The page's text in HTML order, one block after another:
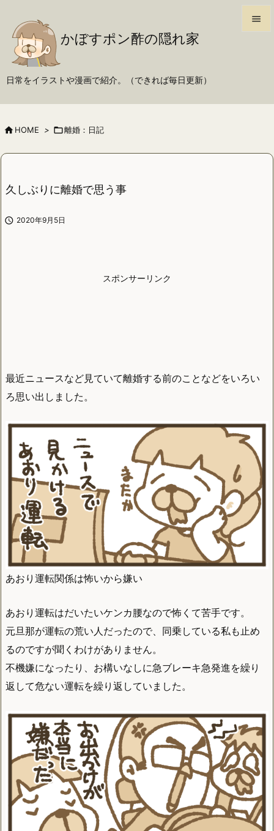
かぼすポン酢の隠れ家
日常をイラストや漫画で紹介。（できれば毎日更新）


 HOME > 離婚：日記
久しぶりに離婚で思う事
 2020年9月5日
スポンサーリンク
最近ニュースなど見ていて離婚する前のことなどをいろい
ろ思い出しました。
あおり運転関係は怖いから嫌い
あおり運転はだいたいケンカ腰なので怖くて苦手です。
元旦那が運転の荒い人だったので、同乗している私も止め
るのですが聞くわけがありません。
不機嫌になったり、お構いなしに急ブレーキ急発進を繰り
返して危ない運転を繰り返していました。